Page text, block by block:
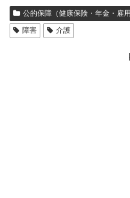
公的保障（健康保険・年金・雇
障害
介護